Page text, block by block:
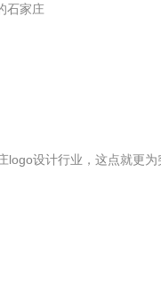
石家庄
logo设计行业，这点就更为